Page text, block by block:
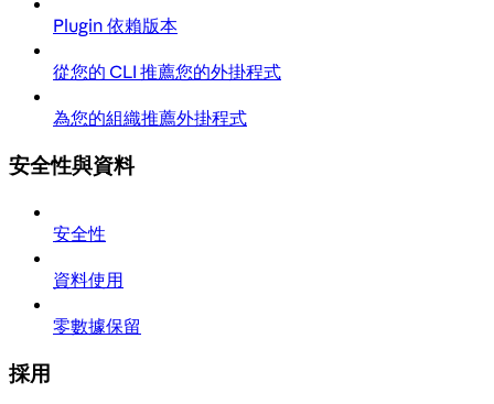
Plugin 依賴版本
從您的 CLI 推薦您的外掛程式
為您的組織推薦外掛程式
安全性與資料
安全性
資料使用
零數據保留
採用